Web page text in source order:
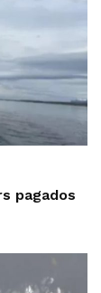
pagados